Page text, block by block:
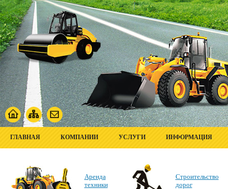
ГЛАВНАЯ КОМПАНИИ УСЛУГИ ИНФОРМАЦИЯ
Аренда
техники
Строительство
дорог